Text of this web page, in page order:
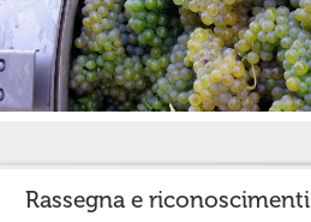
Rassegna e riconoscimenti